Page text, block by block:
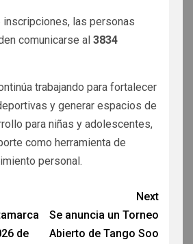
inscripciones, las personas
comunicarse al 3834
trabajando para fortalecer
y generar espacios de
para niñas y adolescentes,
como herramienta de
personal.
de
Next
Se anuncia un Torneo
Abierto de Tango Soo